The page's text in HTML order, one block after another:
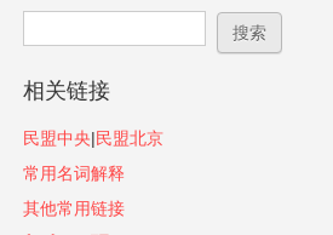
搜索表单
相关链接
民盟中央|民盟北京
常用名词解释
其他常用链接